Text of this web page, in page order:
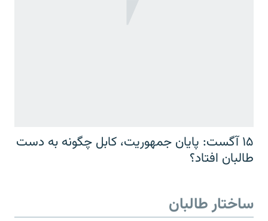
۱۵ آگست: پایان جمهوریت، کابل چگونه به دست
طالبان افتاد؟
ساختار طالبان